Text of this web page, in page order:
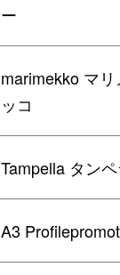
ー
marimekko マリ
ッコ
Tampella タンペ
A3